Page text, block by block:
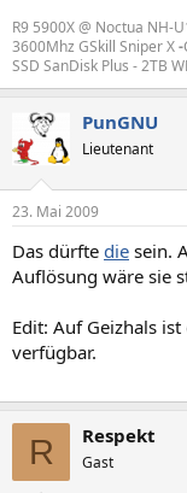
R9 5900X @ Noctua NH-
3600Mhz GSkill Sniper X-
SSD SanDisk Plus - 2TB
PunGNU
Lieutenant
23. Mai 2009
Das dürfte die sein.
Auflösung wäre sie
Edit: Auf Geizhals
verfügbar.
R Respekt
Gast